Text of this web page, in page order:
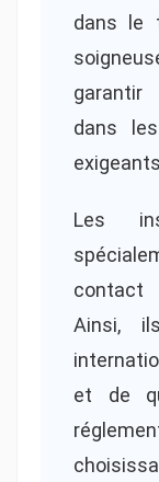
dans le
garantir
dans
Les
contact
Ainsi,
et de